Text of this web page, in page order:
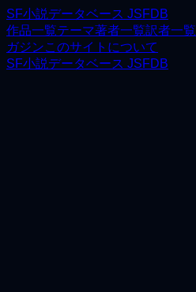
SF小説データベース JSFDB
作品一覧テーマ著者一覧訳者一覧
ガジンこのサイトについて
SF小説データベース JSFDB